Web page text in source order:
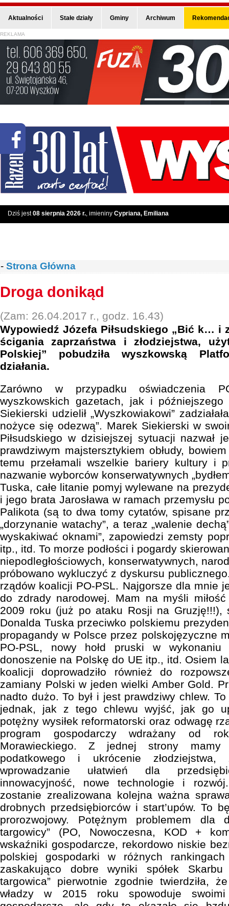
Aktualności Stałe działy Gminy Archiwum
REKLAMA
Dziś jest08 sierpnia 2026 r., imieniny Cypriana, Emiliana
- Strona Główna
Droga donikąd
(Zam: 26.04.2017 r., godz. 16.43)
Wypowiedź Józefa Piłsudskiego „Bić k… i
ścigania zaprzaństwa i złodziejstwa,
Polskiej” pobudziła wyszkowską
działania.
Zarówno w przypadku oświadczenia
wyszkowskich gazetach, jak i
Siekierski udzielił „Wyszkowiakowi”
nożyce się odezwą”. Marek Siekierski w
Piłsudskiego w dzisiejszej sytuacji nazwał
prawdziwym majstersztykiem obłudy,
temu przełamali wszelkie bariery kultury i
nazwanie wyborców konserwatywnych
Tuska, całe litanie pomyj wylewane na
i jego brata Jarosława w ramach przemysłu
Palikota (są to dwa tomy cytatów, spisane
„dorzynanie watachy”, a teraz „walenie
wyskakiwać oknami”, zapowiedzi zemsty
itp., itd. To morze podłości i pogardy
niepodległościowych, konserwatywnych,
próbowano wykluczyć z dyskursu
rządów koalicji PO-PSL. Najgorsze dla mnie
do zdrady narodowej. Mam na myśli
2009 roku (już po ataku Rosji na Gruzję!!!),
Donalda Tuska przeciwko polskiemu
propagandy w Polsce przez polskojęzyczne
PO-PSL, nowy hołd pruski w wykonaniu
donoszenie na Polskę do UE itp., itd. Osiem
koalicji doprowadziło również do
zamiany Polski w jeden wielki Amber Gold.
nadto dużo. To był i jest prawdziwy chlew.
jednak, jak z tego chlewu wyjść, jak go
potężny wysiłek reformatorski oraz odwagę
program gospodarczy wdrażany od
Morawieckiego. Z jednej strony mamy
podatkowego i ukrócenie
wprowadzanie ułatwień dla
innowacyjność, nowe technologie i
zostanie zrealizowana kolejna ważna
drobnych przedsiębiorców i start’upów. To
prorozwojowy. Potężnym problemem dla
targowicy” (PO, Nowoczesna, KOD +
wskaźniki gospodarcze, rekordowo niskie
polskiej gospodarki w różnych
zaskakująco dobre wyniki spółek Skarbu
targowica” pierwotnie zgodnie twierdziła,
władzy w 2015 roku spowoduje swoimi